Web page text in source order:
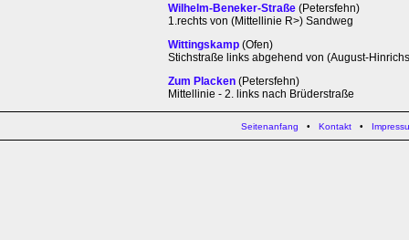
Wilhelm-Beneker-Straße (Petersfehn)
1.rechts von (Mittellinie R>) Sandweg
Wittingskamp (Ofen)
Stichstraße links abgehend von (August-
Zum Placken (Petersfehn)
Mittellinie - 2. links nach Brüderstraße
Seitenanfang • Kontakt•